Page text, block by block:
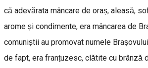
că adevărata mâncare de oraș, aleasă,
arome și condimente, era mâncarea de
comuniștii au promovat numele
de fapt, era franțuzesc, clătite cu brânză